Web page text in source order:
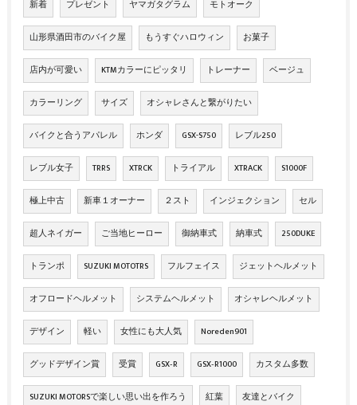
新着 プレゼント ヤマガタグラム モトオーク
山形県酒田市のバイク屋 もうすぐハロウィン お菓子
店内が可愛い KTMカラーにピッタリ トレーナー ベージュ
カラーリング サイズ オシャレさんと繋がりたい
バイクと合うアパレル ホンダ GSX-S750 レブル250
レブル女子 TRRS XTRCK トライアル XTRACK S1000F
極上中古 新車１オーナー ２スト インジェクション セル
超人ネイガー ご当地ヒーロー 御納車式 納車式 250DUKE
トランポ SUZUKI MOTOTRS フルフェイス ジェットヘルメット
オフロードヘルメット システムヘルメット オシャレヘルメット
デザイン 軽い 女性にも大人気 Noreden901
グッドデザイン賞 受賞 GSX‐R GSX‐R1000 カスタム多数
SUZUKI MOTORSで楽しい思い出を作ろう 紅葉 友達とバイク